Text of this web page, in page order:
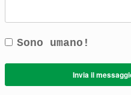
Sono umano!
Invia il